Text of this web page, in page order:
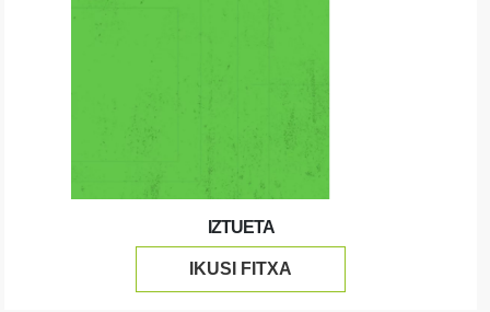
IZTUETA
IKUSI FITXA